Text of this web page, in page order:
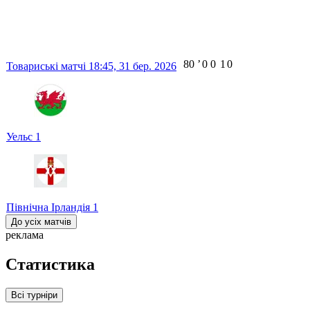
Товариські матчі 18:45, 31 бер. 2026
Уельс 1
Північна Ірландія 1
80 ʼ0 0 1 0
До усіх матчів
реклама
Статистика
Всі турніри